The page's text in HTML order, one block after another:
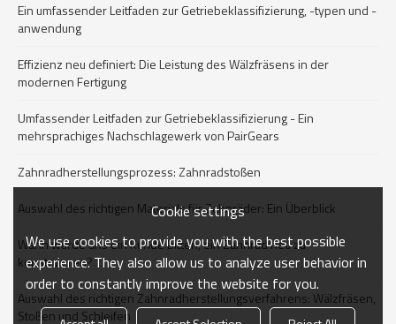
Ein umfassender Leitfaden zur Getriebeklassifizierung, -typen und -
anwendung
Effizienz neu definiert: Die Leistung des Wälzfräsens in der
modernen Fertigung
Umfassender Leitfaden zur Getriebeklassifizierung - Ein
mehrsprachiges Nachschlagewerk von PairGears
Zahnradherstellungsprozess: Zahnradstoßen
Auswahl des richtigen Materials für Zahnräder: Ein Überblick
Wann würde uns ein Kunde bitten, ein Zahnrad neu zu
konstruieren?
Auswahl des richtigen Zahnradherstellungsverfahrens: Wälzfräsen,
Stoßen und Schleifen
Cookie settings
We use cookies to provide you with the best possible
experience. They also allow us to analyze user behavior in
order to constantly improve the website for you.